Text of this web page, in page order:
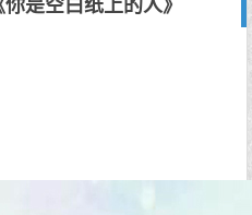
是空白纸上的人》